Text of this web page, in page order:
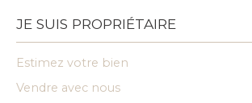
JE SUIS PROPRIÉTAIRE
Estimez votre bien
Vendre avec nous